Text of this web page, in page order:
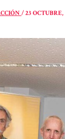
/23 OCTUBRE,